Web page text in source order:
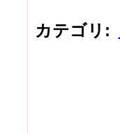
カテゴリ :